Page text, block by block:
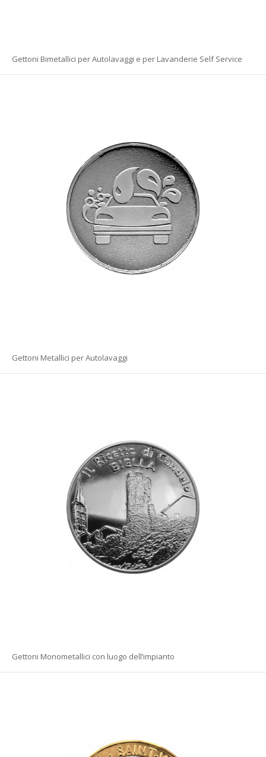
Gettoni Bimetallici per Autolavaggi e per Lavanderie Self Service
Gettoni Metallici per Autolavaggi
Gettoni Monometallici con luogo dell’impianto